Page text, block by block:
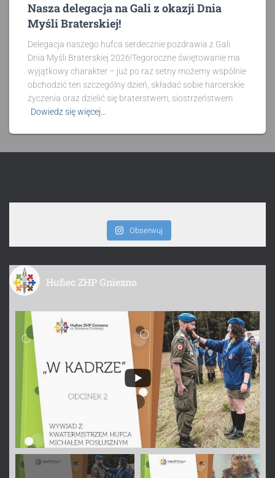
Nasza delegacja na Gali z okazji Dnia
Myśli Braterskiej!
Delegacja naszego hufca serdecznie pozdrawia z Gali
Dnia Myśli Braterskiej 2026!Tegoroczne świętowanie ma
wyjątkowy charakter – już po raz setny możemy wspólnie
obchodzić ten szczególny dzień, składać sobie harcerskie
życzenia oraz dzielić się braterstwem, siostrzeństwem
Dowiedz się więcej…
Obserwuj
Hufiec ZHP Gniezno